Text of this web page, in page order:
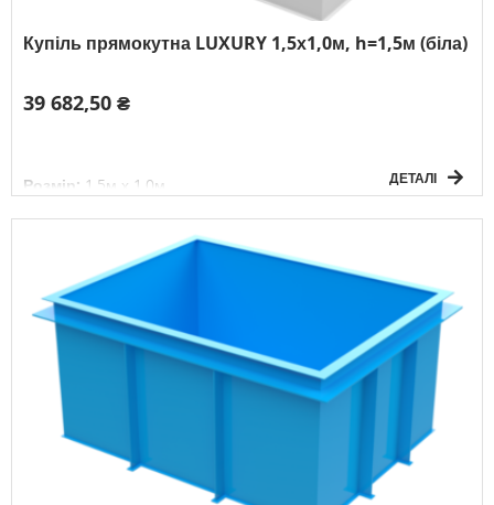
Купіль прямокутна LUXURY 1,5х1,0м, h=1,5м (біла)
39 682,50 ₴
Розмір: 1,5м х 1,0м
Товщина матеріалу:8мм
ДЕТАЛІ